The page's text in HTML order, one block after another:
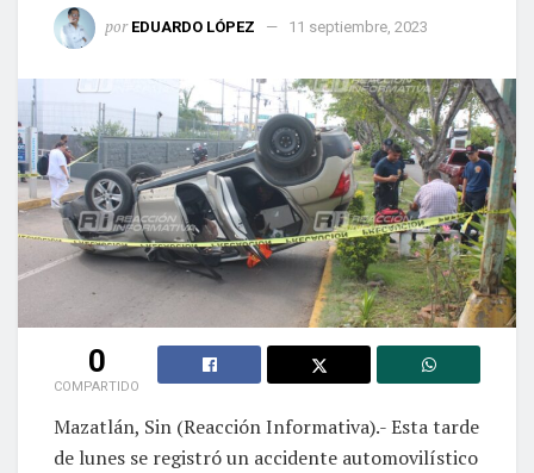
por EDUARDO LÓPEZ 11 septiembre, 2023
0
COMPARTIDO
Mazatlán, Sin (Reacción Informativa).- Esta tarde
de lunes se registró un accidente automovilístico